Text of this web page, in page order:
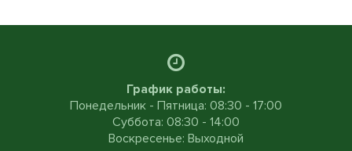
График работы:
Понедельник - Пятница: 08:30 - 17:00
Суббота: 08:30 - 14:00
Воскресенье: Выходной